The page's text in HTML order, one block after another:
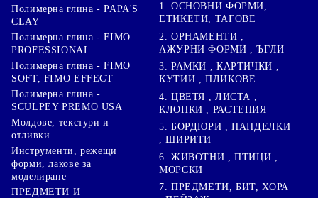
Полимерна глина - PAPA'S
CLAY
Полимерна глина - FIMO
PROFESSIONAL
Полимерна глина - FIMO
SOFT, FIMO EFFECT
Полимерна глина -
SCULPEY PREMO USA
Молдове, текстури и
отливки
Инструменти, режещи
форми, лакове за
моделиране
ПРЕДМЕТИ И
1. ОСНОВНИ ФОРМИ,
ЕТИКЕТИ, ТАГОВЕ
2. ОРНАМЕНТИ ,
АЖУРНИ ФОРМИ , ЪГЛИ
3. РАМКИ , КАРТИЧКИ ,
КУТИИ , ПЛИКОВЕ
4. ЦВЕТЯ , ЛИСТА ,
КЛОНКИ , РАСТЕНИЯ
5. БОРДЮРИ , ПАНДЕЛКИ
, ШИРИТИ
6. ЖИВОТНИ , ПТИЦИ ,
МОРСКИ
7. ПРЕДМЕТИ, БИТ, ХОРА